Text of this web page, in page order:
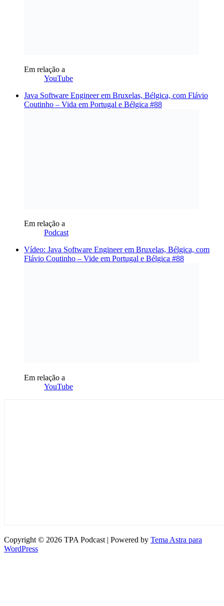
Em relação a
YouTube
Java Software Engineer em Bruxelas, Bélgica, com Flávio
Coutinho – Vida em Portugal e Bélgica #88
Em relação a
Podcast
Vídeo: Java Software Engineer em Bruxelas, Bélgica, com
Flávio Coutinho – Vide em Portugal e Bélgica #88
Em relação a
YouTube
Copyright © 2026 TPA Podcast | Powered by Tema Astra para
WordPress